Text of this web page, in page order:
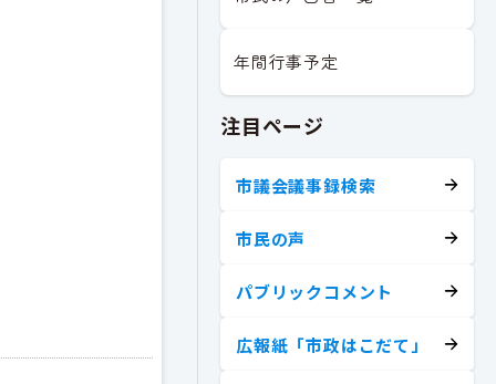
年間行事予定
注目ページ
市議会議事録検索
市民の声
パブリックコメント
広報紙「市政はこだて」